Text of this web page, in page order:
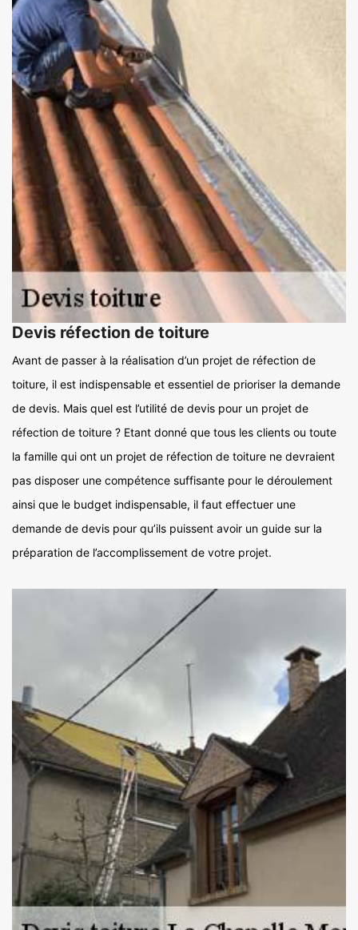
Devis réfection de toiture
Avant de passer à la réalisation d’un projet de réfection de
toiture, il est indispensable et essentiel de prioriser la demande
de devis. Mais quel est l’utilité de devis pour un projet de
réfection de toiture ? Etant donné que tous les clients ou toute
la famille qui ont un projet de réfection de toiture ne devraient
pas disposer une compétence suffisante pour le déroulement
ainsi que le budget indispensable, il faut effectuer une
demande de devis pour qu’ils puissent avoir un guide sur la
préparation de l’accomplissement de votre projet.